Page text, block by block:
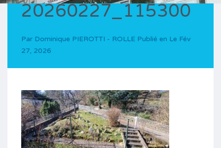
20260227_115300
Par Dominique PIEROTTI - ROLLE Publié en Le Fév
27, 2026